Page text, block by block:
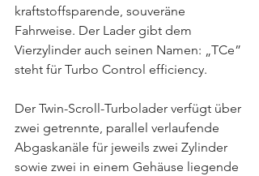
kraftstoffsparende, souveräne
Fahrweise. Der Lader gibt dem
Vierzylinder auch seinen Namen: „TCe”
steht für Turbo Control efficiency.
Der Twin-Scroll-Turbolader verfügt über
zwei getrennte, parallel verlaufende
Abgaskanäle für jeweils zwei Zylinder
sowie zwei in einem Gehäuse liegende